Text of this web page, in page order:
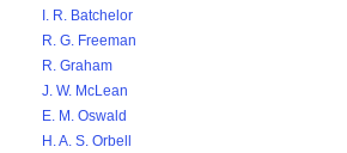
I. R. Batchelor
R. G. Freeman
R. Graham
J. W. McLean
E. M. Oswald
H. A. S. Orbell